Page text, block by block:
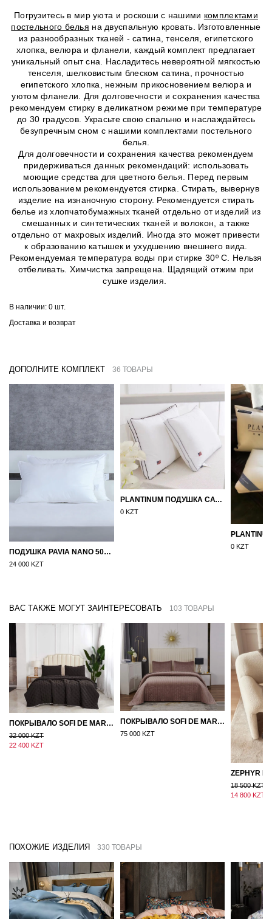
Погрузитесь в мир уюта и роскоши с нашими комплектами
постельного белья на двуспальную кровать. Изготовленные
из разнообразных тканей - сатина, тенселя, египетского
хлопка, велюра и фланели, каждый комплект предлагает
уникальный опыт сна. Насладитесь невероятной мягкостью
тенселя, шелковистым блеском сатина, прочностью
египетского хлопка, нежным прикосновением велюра и
уютом фланели. Для долговечности и сохранения качества
рекомендуем стирку в деликатном режиме при температуре
до 30 градусов. Украсьте свою спальню и наслаждайтесь
безупречным сном с нашими комплектами постельного
белья.
Для долговечности и сохранения качества рекомендуем
придерживаться данных рекомендаций: использовать
моющие средства для цветного белья. Перед первым
использованием рекомендуется стирка. Стирать, вывернув
изделие на изнаночную сторону. Рекомендуется стирать
белье из хлопчатобумажных тканей отдельно от изделий из
смешанных и синтетических тканей и волокон, а также
отдельно от махровых изделий. Иногда это может привести
к образованию катышек и ухудшению внешнего вида.
Рекомендуемая температура воды при стирке 30º C. Нельзя
отбеливать. Химчистка запрещена. Щадящий отжим при
сушке изделия.
В наличии: 0 шт.
Доставка и возврат
ДОПОЛНИТЕ КОМПЛЕКТ 36 ТОВАРЫ
ПОДУШКА PAVIA NANO 50X70
24 000 KZT
PLANTINUM ПОДУШКА САТИН, ШЕЛК 50Х70
0 KZT
0 KZT
ВАС ТАКЖЕ МОГУТ ЗАИНТЕРЕСОВАТЬ 103 ТОВАРЫ
ПОКРЫВАЛО SOFI DE MARKO 160×220 БРОУДИ ЧЕРНО-БЕЖЕВОЕ
32 000 KZT
22 400 KZT
ПОКРЫВАЛО SOFI DE MARKO ВЕЛЮР 240×260 ФЕРДИНАНД (МОККО)
75 000 KZT
18 500 KZT
14 800 KZT
ПОХОЖИЕ ИЗДЕЛИЯ 330 ТОВАРЫ